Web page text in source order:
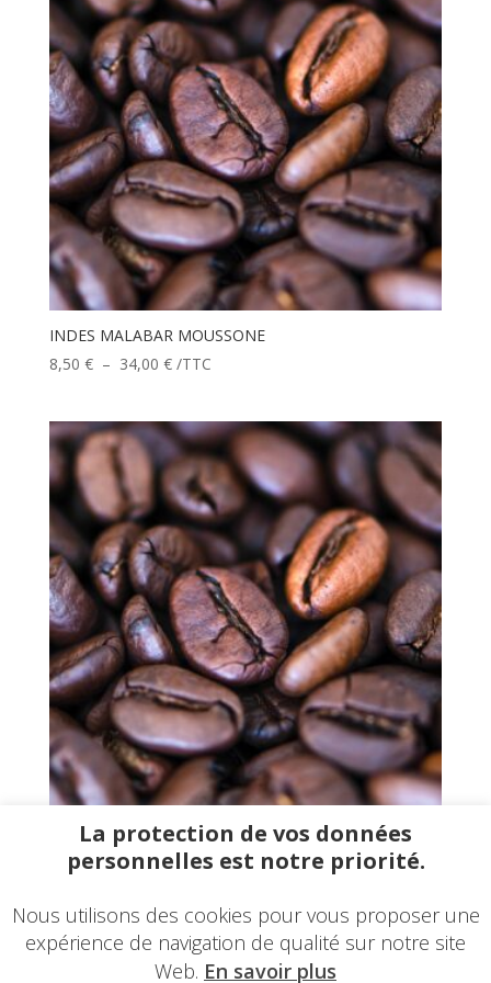
INDES MALABAR MOUSSONE
8,50 € – 34,00 €Plage
8,50 €
à
34,00 €
/TTC
INDONESIE SUMATRA
9,90€ – 39,60€Plage
prix :
9,90 €
à
/TTC
La protection de vos données
personnelles est notre priorité.
Nous utilisons des cookies pour vous proposer une
expérience de navigation de qualité sur notre site
Web. En savoir plus